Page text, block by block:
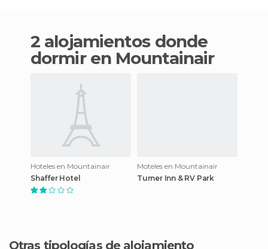
2 alojamientos donde
dormir en Mountainair
Hoteles en Mountainair
Shaffer Hotel
Moteles en Mountainair
Turner Inn & RV Park
Otras tipologías de alojamiento